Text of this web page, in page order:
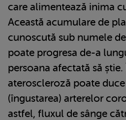
care alimentează inima
Această acumulare de
cunoscută sub numele
poate progresa de-a
persoana afectată să
ateroscleroză poate
(îngustarea) arterelor
astfel, fluxul de sânge